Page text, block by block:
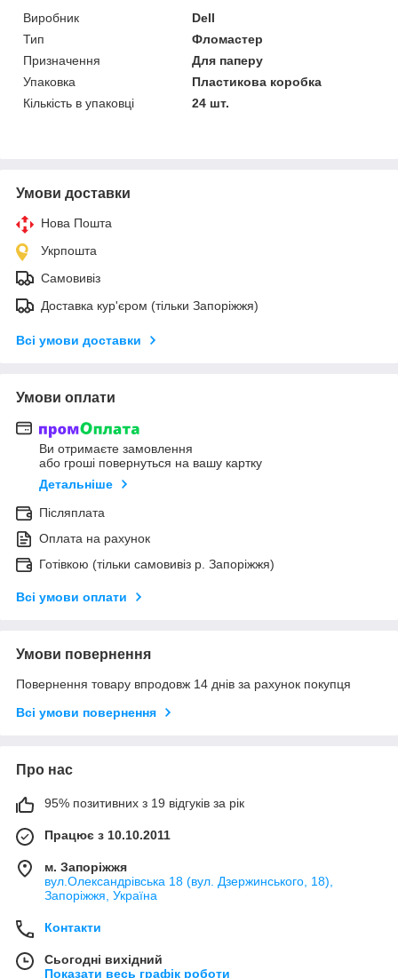
Виробник
Dell
Тип
Фломастер
Призначення
Для паперу
Упаковка
Пластикова коробка
Кількість в упаковці
24 шт.
Умови доставки
Нова Пошта
Укрпошта
Самовивіз
Доставка кур'єром (тільки Запоріжжя)
Всі умови доставки
Умови оплати
Ви отримаєте замовлення
або гроші повернуться на вашу картку
Детальніше
Післяплата
Оплата на рахунок
Готівкою (тільки самовивіз р. Запоріжжя)
Всі умови оплати
Умови повернення
Повернення товару впродовж 14 днів за рахунок покупця
Всі умови повернення
Про нас
95% позитивних з 19 відгуків за рік
Працює з 10.10.2011
м. Запоріжжя
вул.Олександрівська 18 (вул. Дзержинського, 18),
Запоріжжя, Україна
Контакти
Сьогодні вихідний
Показати весь графік роботи